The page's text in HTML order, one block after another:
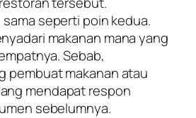
seperti poin kedua.
makanan mana yang
Sebab,
pembuat makanan atau
mendapat respon
sebelumnya.